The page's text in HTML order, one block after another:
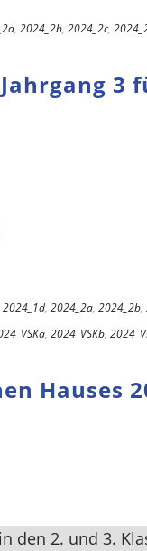
, 2024_2b, 2024_2c,
3
2024_1d, 2024_2a, 2024_2b,
, 2024_VSKb,
Hauses